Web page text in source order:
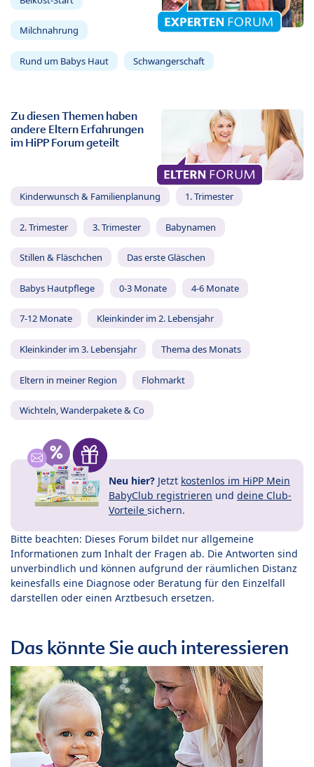
Milchnahrung
Rund um Babys Haut Schwangerschaft
Zu diesen Themen haben
andere Eltern Erfahrungen
im HiPP Forum geteilt
Kinderwunsch & Familienplanung 1. Trimester
2. Trimester 3. Trimester Babynamen
Stillen & Fläschchen Das erste Gläschen
Babys Hautpflege 0-3 Monate 4-6 Monate
7-12 Monate Kleinkinder im 2. Lebensjahr
Kleinkinder im 3. Lebensjahr Thema des Monats
Eltern in meiner Region Flohmarkt
Wichteln, Wanderpakete & Co
Neu hier? Jetzt kostenlos im HiPP Mein
BabyClub registrieren und deine Club-
Vorteile sichern.
Bitte beachten: Dieses Forum bildet nur allgemeine
Informationen zum Inhalt der Fragen ab. Die Antworten sind
unverbindlich und können aufgrund der räumlichen Distanz
keinesfalls eine Diagnose oder Beratung für den Einzelfall
darstellen oder einen Arztbesuch ersetzen.
Das könnte Sie auch interessieren